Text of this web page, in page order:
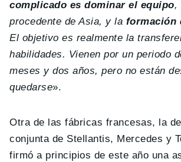
complicado es dominar el equipo,
procedente de Asia, y la formación
El objetivo es realmente la
habilidades. Vienen por un periodo
meses y dos años, pero no están
quedarse».
Otra de las fábricas francesas, la
conjunta de Stellantis, Mercedes y
firmó a principios de este año una